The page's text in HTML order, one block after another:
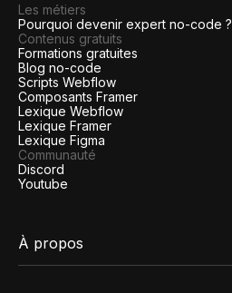
Les métiers
Pourquoi devenir expert no-code ?
Contenus gratuits
Formations gratuites
Blog no-code
Scripts Webflow
Composants Framer
Lexique Webflow
Lexique Framer
Lexique Figma
Communauté
Discord
Youtube
À propos